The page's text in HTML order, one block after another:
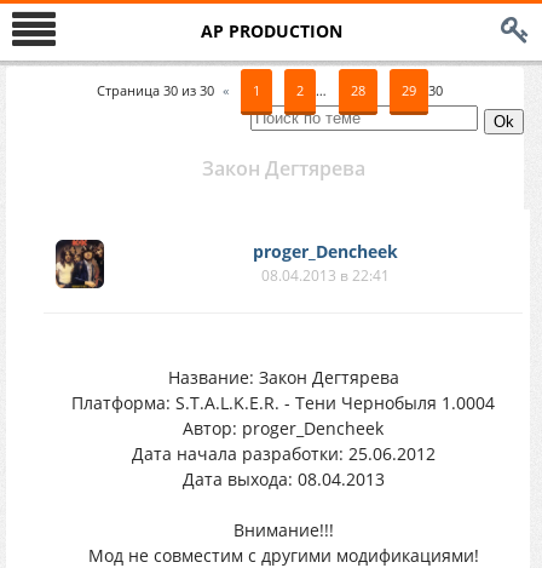
AP PRODUCTION
Страница 30из 30 « 1 2 … 28 29 30
Закон Дегтярева
proger_Dencheek
08.04.2013 в 22:41
Название: Закон Дегтярева
Платформа: S.T.A.L.K.E.R. - Тени Чернобыля 1.0004
Автор: proger_Dencheek
Дата начала разработки: 25.06.2012
Дата выхода: 08.04.2013
Внимание!!!
Мод не совместим с другими модификациями!